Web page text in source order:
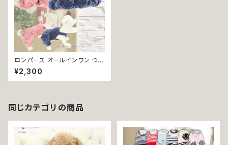
ロンパース オールインワン つな
ぎ iro93 iro94 コーデュロイ d
og cat ウェア ドッグ ウェア ド
ッグウエア 犬 猫 ペット 服 犬服
かわいい 可愛い おしゃれ 返品
交換不可
¥2,300
同じカテゴリの商品